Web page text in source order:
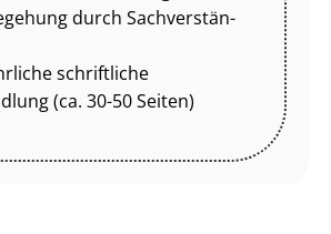
durch Sach­ver­stän­
schriftliche
(ca. 30-50 Seiten)